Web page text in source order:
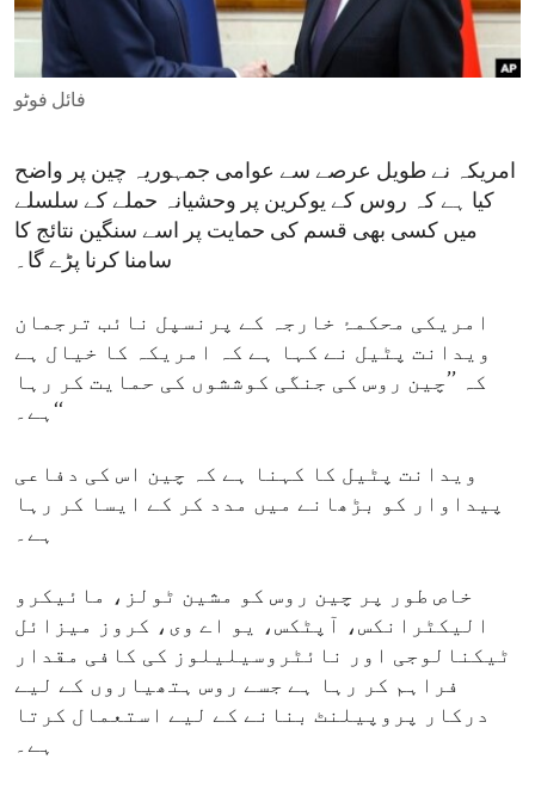
ENVIRONMENT AND HEALTH
IDEALS AND INSTITUTIONS
فائل فوٹو
امریکہ نے طویل عرصے سے عوامی جمہوریہ چین پر واضح
کیا ہے کہ روس کے یوکرین پر وحشیانہ حملے کے سلسلے
میں کسی بھی قسم کی حمایت پر اسے سنگین نتائج کا
سامنا کرنا پڑے گا۔
امریکی محکمۂ خارجہ کے پرنسپل نائب ترجمان
ویدانت پٹیل نے کہا ہے کہ امریکہ کا خیال ہے
کہ ’’چین روس کی جنگی کوششوں کی حمایت کر رہا
ہے۔‘‘
ویدانت پٹیل کا کہنا ہے کہ چین اس کی دفاعی
پیداوار کو بڑھانے میں مدد کر کے ایسا کر رہا
ہے۔
خاص طور پر چین روس کو مشین ٹولز، مائیکرو
الیکٹرانکس، آپٹکس، یو اے وی، کروز میزائل
ٹیکنالوجی اور نائٹروسیلیلوز کی کافی مقدار
فراہم کر رہا ہے جسے روس ہتھیاروں کے لیے
درکار پروپیلنٹ بنانے کے لیے استعمال کرتا
ہے۔